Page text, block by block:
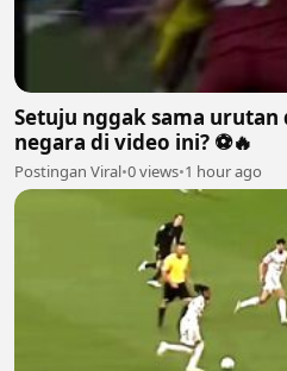
Setuju nggak sama urutan
negara di video ini? ⚽🔥
Postingan Viral•0 views•1 hour ago